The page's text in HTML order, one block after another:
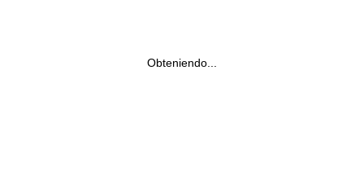
Obteniendo...